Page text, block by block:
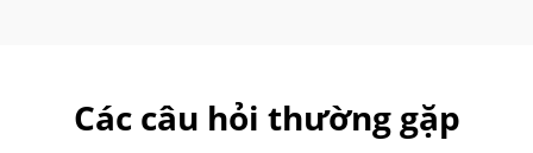
Các câu hỏi thường gặp